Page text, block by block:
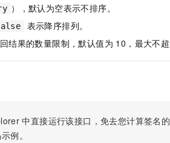
），默认为空表示不排序。
表示降序排列。
结果的数量限制，默认值为 10，最大不超
中直接运行该接口，免去您计算签名
例。
大模型服务平台百炼-智能体
灵活可视化地构建企业级 Agent
人工智能平台 PAI
400电话
广告营销